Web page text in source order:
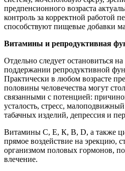
предпенсионного возраста
контроль за корректной работой
способствуют пищевые добавки
Витамины и репродуктивная
Отдельно следует остановиться
поддержании репродуктивной
Практически в любом возрасте
половины человечества могут
связанными с потенцией:
усталость, стресс,
табачных изделий, депрессия и
Витамины C, E, К, В, D, а также
прямое воздействие на эрекцию,
организмом половых гормонов,
влечение.